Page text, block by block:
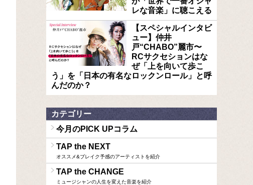
レな音楽」に聴こえる
【スペシャルインタビ
ュー】仲井
戸“CHABO”麗市〜
RCサクセションはな
ぜ「上を向いて歩こ
う」を「日本の有名なロックンロール」と呼
んだのか？
カテゴリー
今月のPICK UPコラム
TAP the NEXT
オススメ&ブレイク予感のアーティストを紹介
TAP the CHANGE
ミュージシャンの人生を変えた音楽を紹介